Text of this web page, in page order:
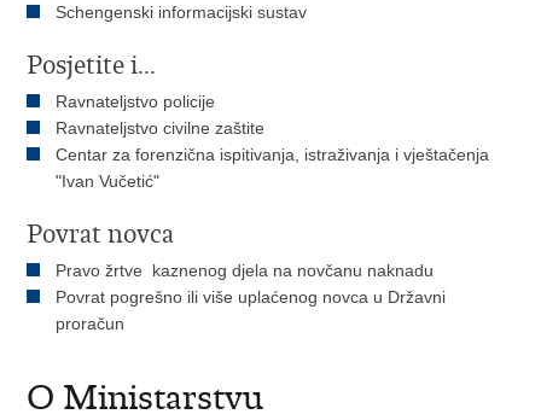
Schengenski informacijski sustav
Posjetite i...
Ravnateljstvo policije
Ravnateljstvo civilne zaštite
Centar za forenzična ispitivanja, istraživanja i vještačenja
"Ivan Vučetić"
Povrat novca
Pravo žrtve kaznenog djela na novčanu naknadu
Povrat pogrešno ili više uplaćenog novca u Državni
proračun
O Ministarstvu